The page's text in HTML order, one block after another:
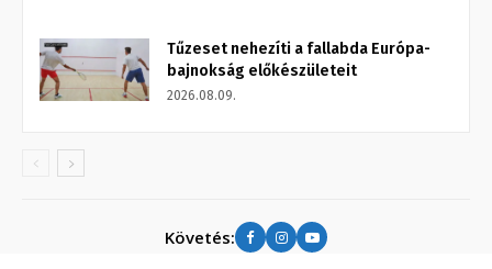
Tűzeset nehezíti a fallabda Európa-
bajnokság előkészületeit
2026.08.09.
Követés: